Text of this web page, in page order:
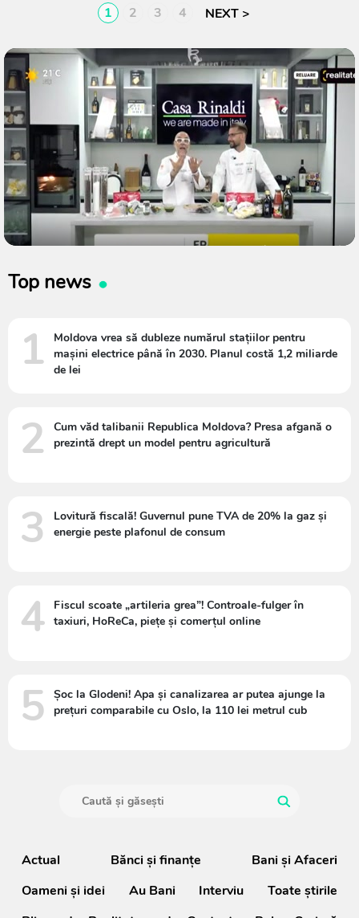
1 2 3 4
Top news
1
Moldova vrea să dubleze numărul stațiilor pentru
mașini electrice până în 2030. Planul costă 1,2 miliarde
de lei
2
Cum văd talibanii Republica Moldova? Presa afgană o
prezintă drept un model pentru agricultură
3
Lovitură fiscală! Guvernul pune TVA de 20% la gaz și
energie peste plafonul de consum
4
Fiscul scoate „artileria grea”! Controale-fulger în
taxiuri, HoReCa, piețe și comerțul online
5
Șoc la Glodeni! Apa și canalizarea ar putea ajunge la
prețuri comparabile cu Oslo, la 110 lei metrul cub
Actual Bănci şi finanţe
Bani și Afaceri
Oameni şi idei
Au Bani Interviu
Toate știrile